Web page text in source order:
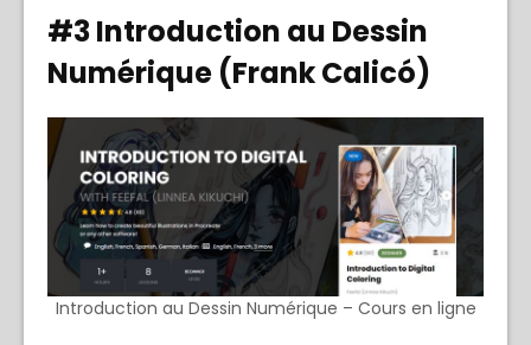
#3 Introduction au Dessin
Numérique (Frank Calicó)
Introduction au Dessin Numérique – Cours en ligne